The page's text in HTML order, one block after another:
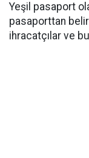
Yeşil pasaport
pasaporttan
ihracatçılar ve